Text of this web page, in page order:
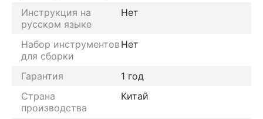
Инструкция на
русском языке
Нет
Набор инструментов
для сборки
Нет
Гарантия
1 год
Страна
производства
Китай